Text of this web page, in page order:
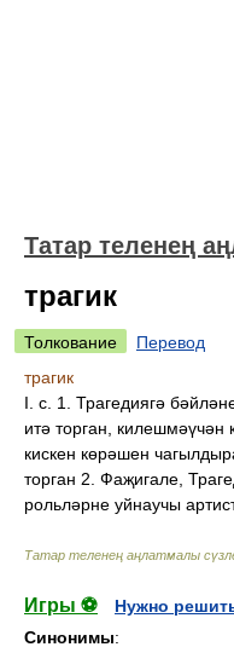
Татар теленең
трагик
Толкование
Перевод
трагик
I. с. 1. Трагедиягә
итә торган,
кискен көрәшен
торган 2. Фаҗигале,
рольләрне уйнаучы
Татар теленең аңлатмалы
Игры ⚽
Нужно
Синонимы: